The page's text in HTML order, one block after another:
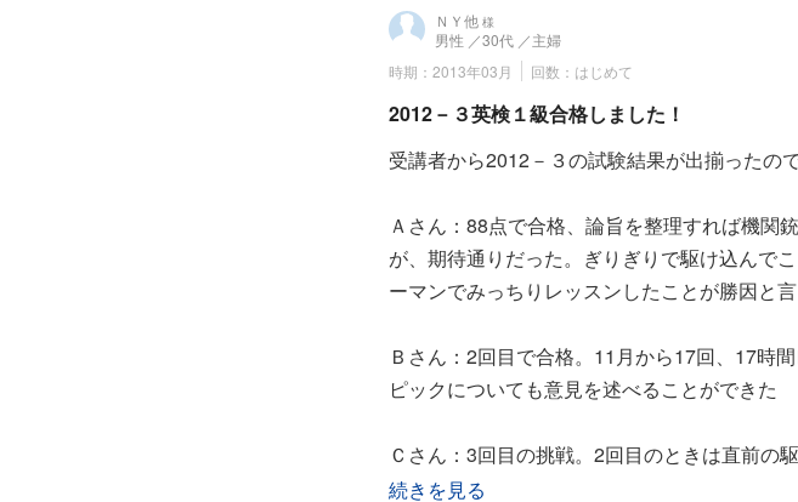
ＮＹ他 様
男性 ／30代 ／主婦
時期：2013年03月
回数：はじめて
2012－３英検１級合格しました！
受講者から2012－３の試験結果が出揃ったの
Ａさん：88点で合格、論旨を整理すれば機関
が、期待通りだった。ぎりぎりで駆け込んで
ーマンでみっちりレッスンしたことが勝因と
Ｂさん：2回目で合格。11月から17回、17時
ピックについても意見を述べることができた
Ｃさん：3回目の挑戦。2回目のときは直前の
10回、5時間やってぎりぎりセーフ。論旨を整
続きを見る